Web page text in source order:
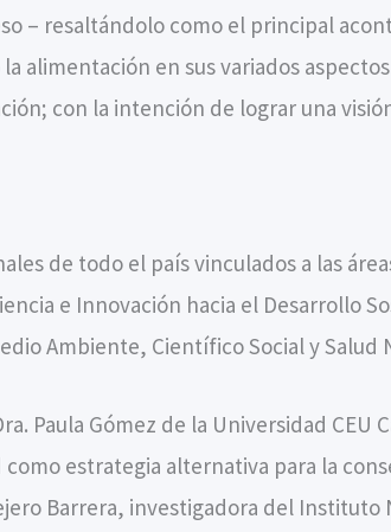
– resaltándolo como el principal
alimentación en sus variados
con la intención de lograr una
de todo el país vinculados a las
e Innovación hacia el Desarrollo
Ambiente, Científico Social y Salud
Paula Gómez de la Universidad
estrategia alternativa para la
Barrera, investigadora del